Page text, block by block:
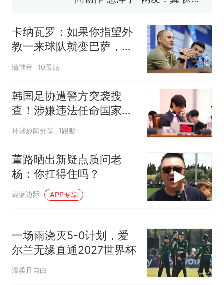
号，仅凭视频评出？中国烹饪
协会回应
卡纳瓦罗：如果你指望外
教一来球队就变巴萨，这
不现实
懂球帝 10跟贴
韩国足协遭警方突袭搜
查！涉嫌违法任命国家队
教练
环球趣闻分享 1跟贴
董路晒出新疑点质问老
杨：你扛得住吗？
蔚蓝边际 APP专享
一场雨浇灭5-0计划，爱
尔兰无缘直通2027世界杯
温柔且自由